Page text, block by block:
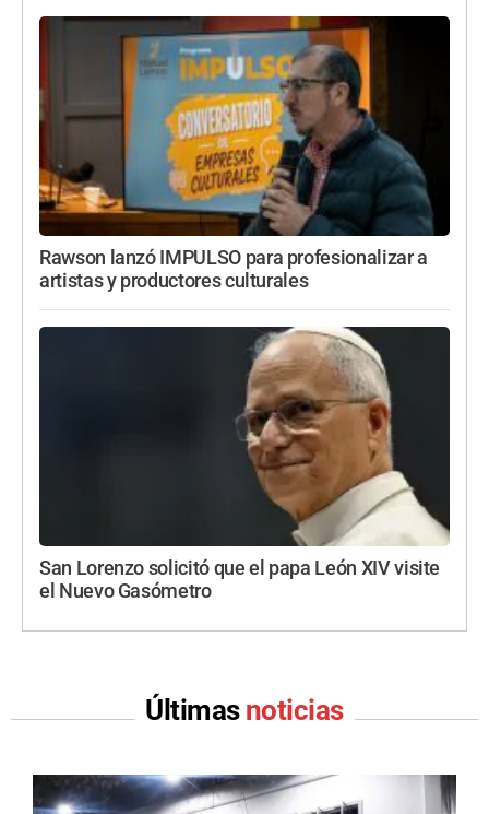
Rawson lanzó IMPULSO para profesionalizar a
artistas y productores culturales
San Lorenzo solicitó que el papa León XIV visite
el Nuevo Gasómetro
Últimas noticias